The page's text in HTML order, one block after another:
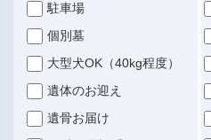
駐車場
個別墓
大型犬OK（40kg程度）
遺体のお迎え
遺骨お届け